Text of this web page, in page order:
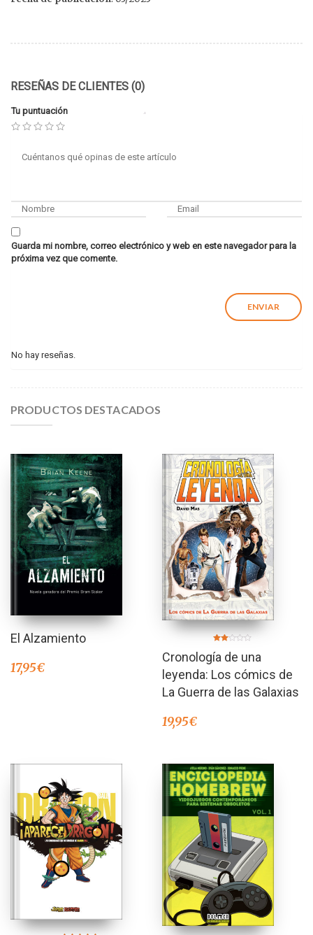
RESEÑAS DE CLIENTES (0)
Tu puntuación
Guarda mi nombre, correo electrónico y web en este navegador para la
próxima vez que comente.
No hay reseñas.
PRODUCTOS DESTACADOS
El Alzamiento
17,95€
en
2.00
de 5
Cronología de una
leyenda: Los cómics de
La Guerra de las Galaxias
19,95€